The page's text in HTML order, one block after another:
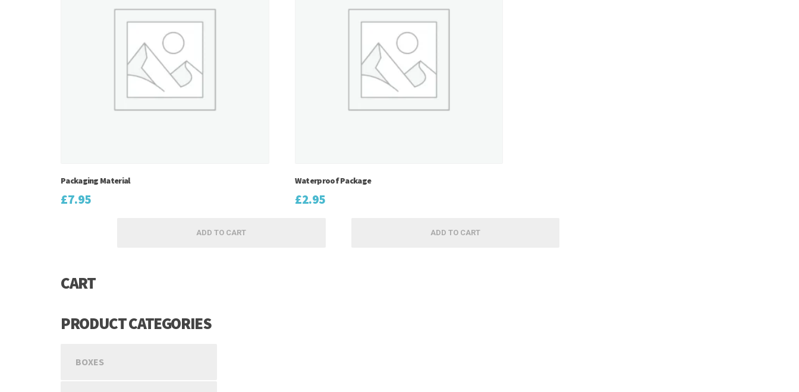
Packaging Material
£7.95
ADD TO CART
Waterproof Package
£2.95
ADD TO CART
CART
PRODUCT CATEGORIES
BOXES